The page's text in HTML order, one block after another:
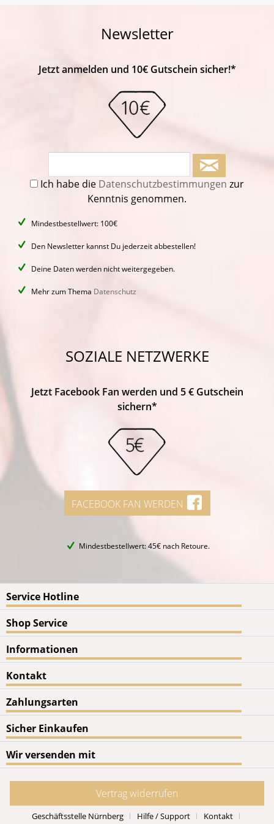
Newsletter
Jetzt anmelden und 10€ Gutschein sicher!*
Ich habe die Datenschutzbestimmungen zur
Kenntnis genommen.
Mindestbestellwert: 100€
Den Newsletter kannst Du jederzeit abbestellen!
Deine Daten werden nicht weitergegeben.
Mehr zum Thema Datenschutz
SOZIALE NETZWERKE
Jetzt Facebook Fan werden und 5 € Gutschein
sichern*
FACEBOOK FAN WERDEN
Mindestbestellwert: 45€ nach Retoure.
Service Hotline
Shop Service
Informationen
Kontakt
Zahlungsarten
Sicher Einkaufen
Wir versenden mit
Vertrag widerrufen
Geschäftsstelle Nürnberg Hilfe / Support Kontakt